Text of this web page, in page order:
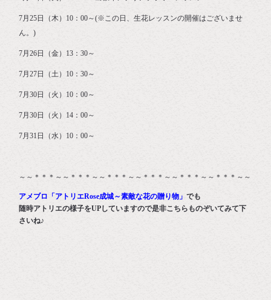
7月25日（木）10：00～(※この日、生花レッスンの開催はございませ
ん。)
7月26日（金）13：30～
7月27日（土）10：30～
7月30日（火）10：00～
7月30日（火）14：00～
7月31日（水）10：00～
～～＊＊＊～～＊＊＊～～＊＊＊～～＊＊＊～～＊＊＊～～＊＊＊～～
アメブロ「アトリエRose成城～素敵な花の贈り物」でも
随時アトリエの様子をUPしていますので是非こちらものぞいてみて下
さいね♪